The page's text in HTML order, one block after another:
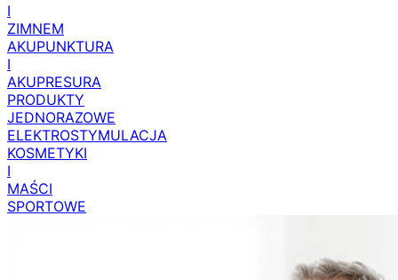
I
ZIMNEM
AKUPUNKTURA
I
AKUPRESURA
PRODUKTY
JEDNORAZOWE
ELEKTROSTYMULACJA
KOSMETYKI
I
MAŚCI
SPORTOWE